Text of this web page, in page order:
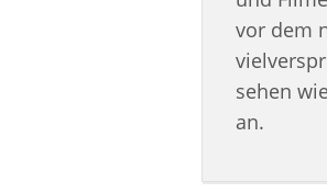
vor dem
sehen
an.